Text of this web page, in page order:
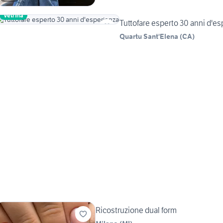
Vetrina
Tuttofare esperto 30 anni
Quartu Sant'Elena (CA)
Ricostruzione dual form